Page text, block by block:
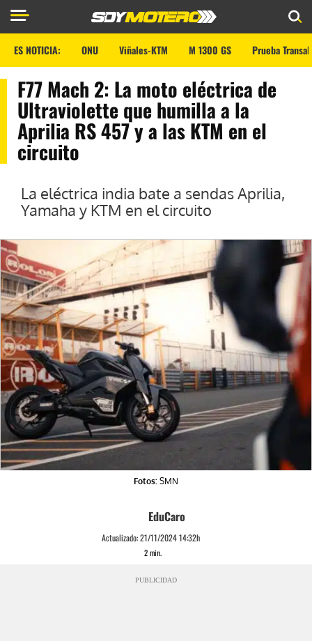
ES NOTICIA: ONU Viñales-KTM M 1300 GS Prueba
F77 Mach 2: La moto eléctrica de
Ultraviolette que humilla a la
Aprilia RS 457 y a las KTM en el
circuito
La eléctrica india bate a sendas Aprilia,
Yamaha y KTM en el circuito
Fotos: SMN
EduCaro
Actualizado:21/11/2024 14:32h
2min.
PUBLICIDAD